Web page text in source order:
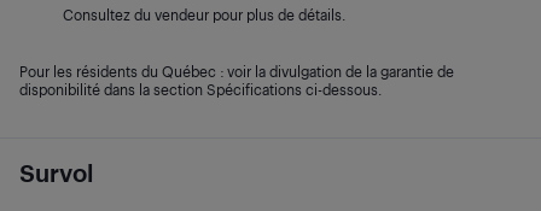
Survol
Consultez du vendeur pour plus de détails.
Pour les résidents du Québec : voir la divulgation de la garantie de
disponibilité dans la section Spécifications ci-dessous.